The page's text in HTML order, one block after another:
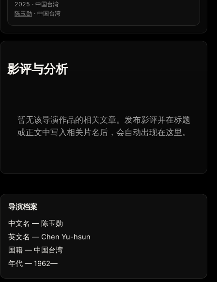
2025 · 中国台湾
陈玉勋 · 中国台湾
影评与分析
暂无该导演作品的相关文章。发布影评并在标题
或正文中写入相关片名后，会自动出现在这里。
导演档案
中文名 — 陈玉勋
英文名 — Chen Yu-hsun
国籍 — 中国台湾
年代 — 1962—